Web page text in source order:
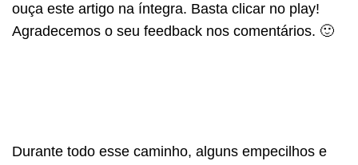
ouça este artigo na íntegra. Basta clicar no play!
Agradecemos o seu feedback nos comentários. 🙂
Durante todo esse caminho, alguns empecilhos e